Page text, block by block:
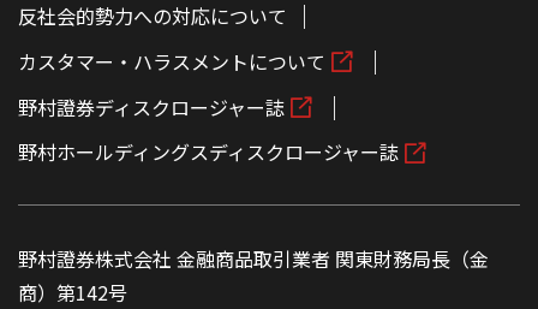
反社会的勢力への対応について
カスタマー・ハラスメントについて
野村證券ディスクロージャー誌
野村ホールディングスディスクロージャー誌
野村證券株式会社 金融商品取引業者 関東財務局長（金
商）第142号